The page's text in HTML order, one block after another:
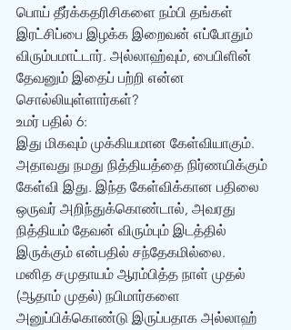
பொய் தீர்க்கதரிசிகளை நம்பி தங்கள்
இரட்சிப்பை இழக்க இறைவன் எப்போதும்
விரும்பமாட்டார். அல்லாஹ்வும், பைபிளின்
தேவனும் இதைப் பற்றி என்ன
சொல்லியுள்ளார்கள்?
உமர் பதில் 6:
இது மிகவும் முக்கியமான கேள்வியாகும்.
அதாவது நமது நித்தியத்தை நிர்ணயிக்கும்
கேள்வி இது. இந்த கேள்விக்கான பதிலை
ஒருவர் அறிந்துக்கொண்டால், அவரது
நித்தியம் தேவன் விரும்பும் இடத்தில்
இருக்கும் என்பதில் சந்தேகமில்லை.
மனித சமுதாயம் ஆரம்பித்த நாள் முதல்
(ஆதாம் முதல்) நபிமார்களை
அனுப்பிக்கொண்டு இருப்பதாக அல்லாஹ்